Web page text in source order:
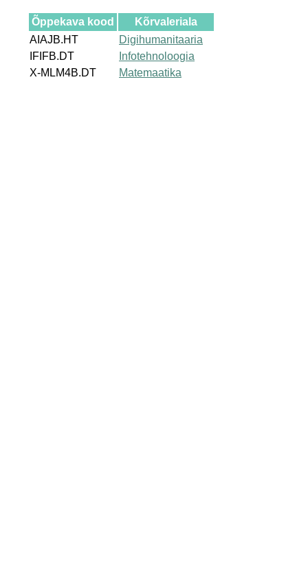
Õppekava kood
Kõrvaleriala
AIAJB.HT
Digihumanitaaria
IFIFB.DT
Infotehnoloogia
X-MLM4B.DT
Matemaatika